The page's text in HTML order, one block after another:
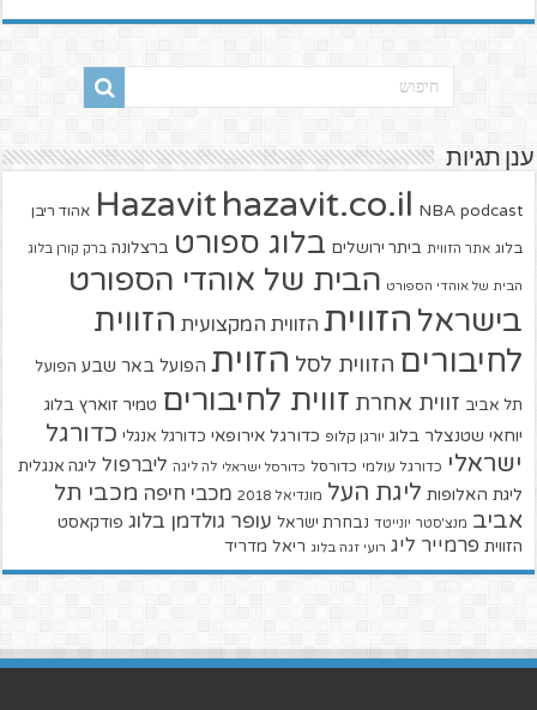
ענן תגיות
Hazavit hazavit.co.il NBA podcast אהוד ריבן
בלוג אתר הזווית ביתר ירושלים בלוג ספורט ברצלונה ברק קורן בלוג
הבית של אוהדי הספורט הבית של אוהדי הספורט
בישראל הזווית הזווית המקצועית הזווית
לחיבורים הזווית לסל הזוית הפועל באר שבע הפועל
תל אביב זווית אחרת זווית לחיבורים טמיר זוארץ בלוג
יוחאי שטנצלר בלוג יורגן קלופ כדורגל אירופאי כדורגל אנגלי כדורגל
ישראלי כדורגל עולמי כדורסל כדורסל ישראלי לה ליגה ליברפול ליגה אנגלית
ליגת האלופות ליגת העל מונדיאל 2018 מכבי חיפה מכבי תל
אביב מנצ'סטר יונייטד נבחרת ישראל עופר גולדמן בלוג פודקאסט
הזווית פרמייר ליג רועי זגה בלוג ריאל מדריד